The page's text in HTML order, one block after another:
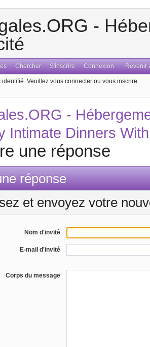
-
Chercher S'inscrire Connexion Revenir
Veuillez vous connecter ou vous inscrire.
-
Intimate Dinners
une réponse
réponse
et envoyez votre
Nom d'invité
E-mail d'invité
Corps du message